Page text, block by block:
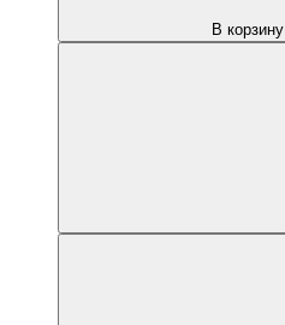
В корзину